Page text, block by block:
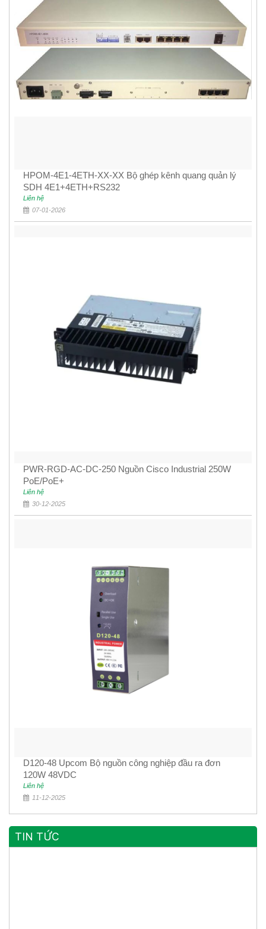
HPOM-4E1-4ETH-XX-XX Bộ ghép kênh quang quản lý
SDH 4E1+4ETH+RS232
Liên hệ
07-01-2026
PWR-RGD-AC-DC-250 Nguồn Cisco Industrial 250W
PoE/PoE+
Liên hệ
30-12-2025
D120-48 Upcom Bộ nguồn công nghiệp đầu ra đơn
120W 48VDC
Liên hệ
11-12-2025
TIN TỨC